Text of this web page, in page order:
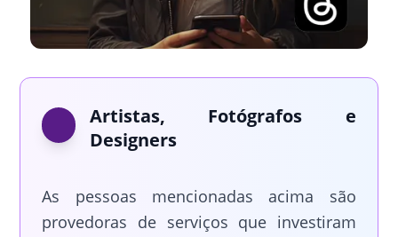
Artistas, Fotógrafos e
Designers
As pessoas mencionadas acima são
provedoras de serviços que investiram